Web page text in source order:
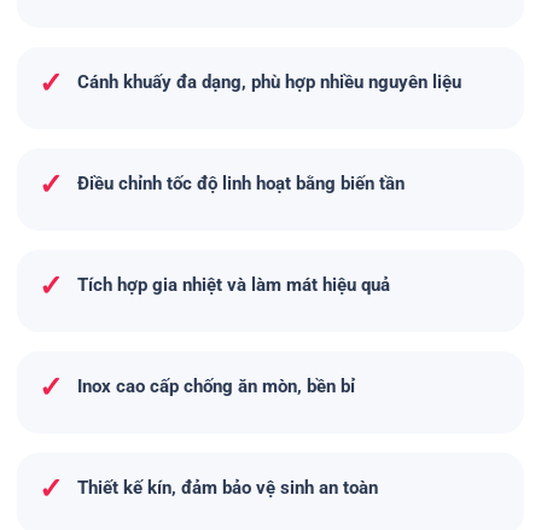
✓ Cánh khuấy đa dạng, phù hợp nhiều nguyên liệu
✓ Điều chỉnh tốc độ linh hoạt bằng biến tần
✓ Tích hợp gia nhiệt và làm mát hiệu quả
✓ Inox cao cấp chống ăn mòn, bền bỉ
✓ Thiết kế kín, đảm bảo vệ sinh an toàn